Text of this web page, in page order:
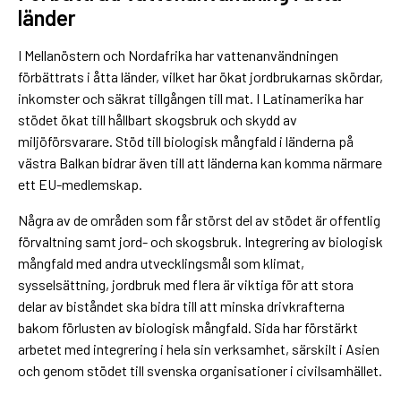
länder
I Mellanöstern och Nordafrika har vattenanvändningen
förbättrats i åtta länder, vilket har ökat jordbrukarnas skördar,
inkomster och säkrat tillgången till mat. I Latinamerika har
stödet ökat till hållbart skogsbruk och skydd av
miljöförsvarare. Stöd till biologisk mångfald i länderna på
västra Balkan bidrar även till att länderna kan komma närmare
ett EU-medlemskap.
Några av de områden som får störst del av stödet är offentlig
förvaltning samt jord- och skogsbruk. Integrering av biologisk
mångfald med andra utvecklingsmål som klimat,
sysselsättning, jordbruk med flera är viktiga för att stora
delar av biståndet ska bidra till att minska drivkrafterna
bakom förlusten av biologisk mångfald. Sida har förstärkt
arbetet med integrering i hela sin verksamhet, särskilt i Asien
och genom stödet till svenska organisationer i civilsamhället.